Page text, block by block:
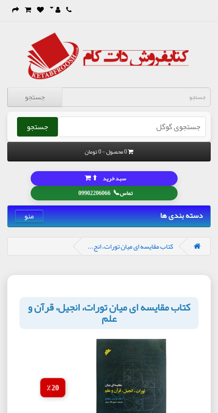
جستجو
جستجو
0 محصول - 0 تومان
تماس📞
09902206066
سبد خرید ⬆
دسته بندی ها منو
کتاب مقایسه ای میان تورات، انج...
کتاب مقایسه ای میان تورات، انجیل، قرآن و
علم
20 ٪